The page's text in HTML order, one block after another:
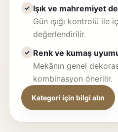
✓ Işık ve mahremiyet
Gün ışığı kontrolü
değerlendirilir.
✓ Renk ve kumaş
Mekânın genel
kombinasyon önerilir.
Kategori için bilgi alın